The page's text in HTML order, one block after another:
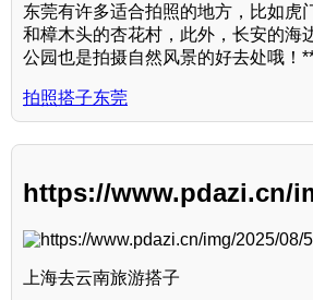
东莞有许多适合拍照的地方，比如虎
和樟木头的杏花村，此外，长安的海
公园也是拍摄自然风景的好去处哦！
拍照搭子东莞
https://www.pdazi.cn/
上海去云南旅游搭子